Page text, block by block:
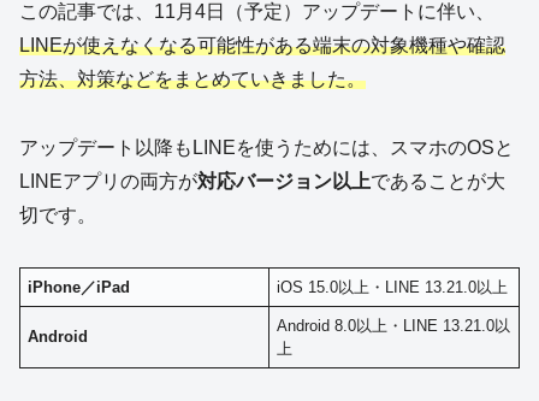
この記事では、11月4日（予定）アップデートに伴い、
LINEが使えなくなる可能性がある端末の対象機種や確認
方法、対策などをまとめていきました。
アップデート以降もLINEを使うためには、スマホのOSと
LINEアプリの両方が対応バージョン以上であることが大
切です。
iPhone／iPad iOS 15.0以上・LINE 13.21.0以上
Android
Android 8.0以上・LINE 13.21.0以
上